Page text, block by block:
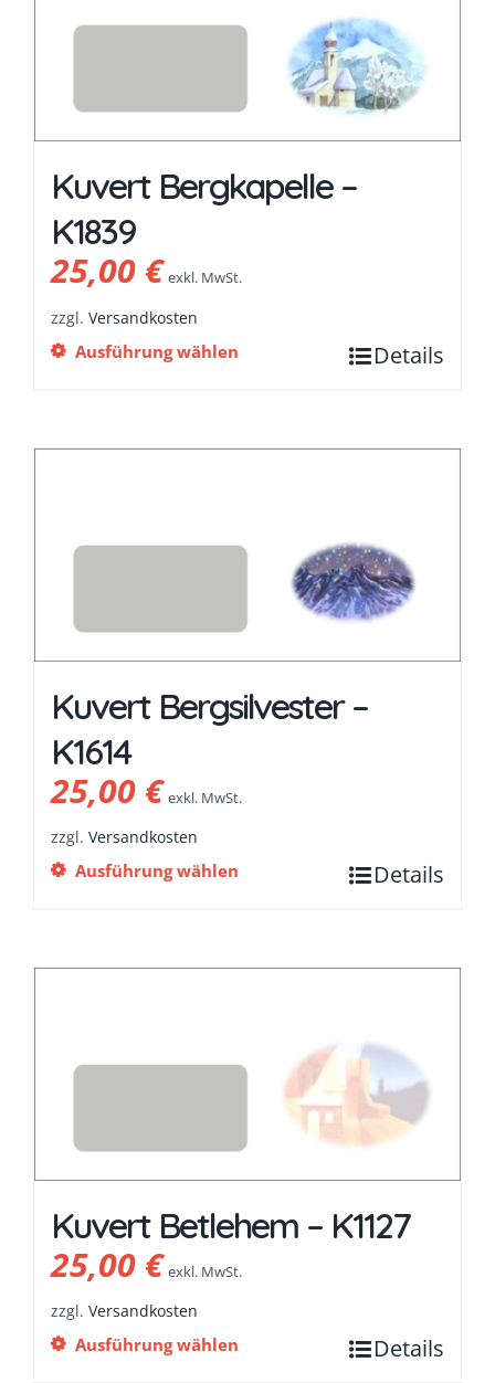
Kuvert Bergkapelle –
K1839
25,00€ exkl. MwSt.
zzgl. Versandkosten
Ausführung wählen Details
Kuvert Bergsilvester –
K1614
25,00€ exkl. MwSt.
zzgl. Versandkosten
Ausführung wählen Details
Kuvert Betlehem – K1127
25,00€ exkl. MwSt.
zzgl. Versandkosten
Ausführung wählen Details